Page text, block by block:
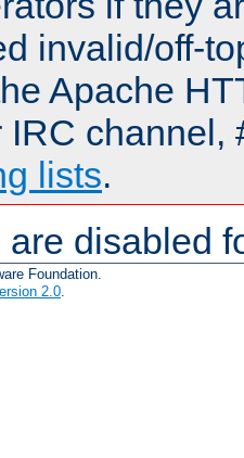
invalid/off-
Apache
IRC channel,
lists.
disabled
Foundation.
2.0.